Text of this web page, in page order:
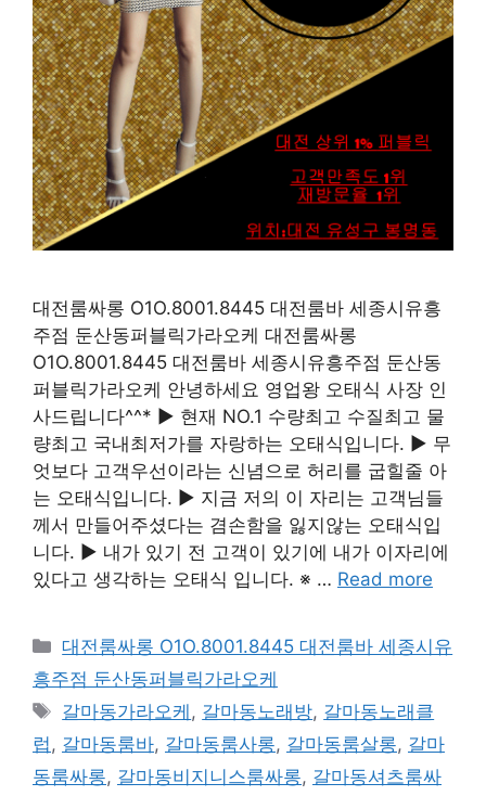
대전룸싸롱 O1O.8001.8445 대전룸바 세종시유흥
주점 둔산동퍼블릭가라오케 대전룸싸롱
O1O.8001.8445 대전룸바 세종시유흥주점 둔산동
퍼블릭가라오케 안녕하세요 영업왕 오태식 사장 인
사드립니다^^* ▶ 현재 NO.1 수량최고 수질최고 물
량최고 국내최저가를 자랑하는 오태식입니다. ▶ 무
엇보다 고객우선이라는 신념으로 허리를 굽힐줄 아
는 오태식입니다. ▶ 지금 저의 이 자리는 고객님들
께서 만들어주셨다는 겸손함을 잃지않는 오태식입
니다. ▶ 내가 있기 전 고객이 있기에 내가 이자리에
있다고 생각하는 오태식 입니다. ※ … Read more
카
테
고
리
대전룸싸롱 O1O.8001.8445 대전룸바 세종시유
흥주점 둔산동퍼블릭가라오케
태
그
갈마동가라오케 , 갈마동노래방, 갈마동노래클
럽 , 갈마동룸바, 갈마동룸사롱, 갈마동룸살롱, 갈마
동룸싸롱, 갈마동비지니스룸싸롱, 갈마동셔츠룸싸